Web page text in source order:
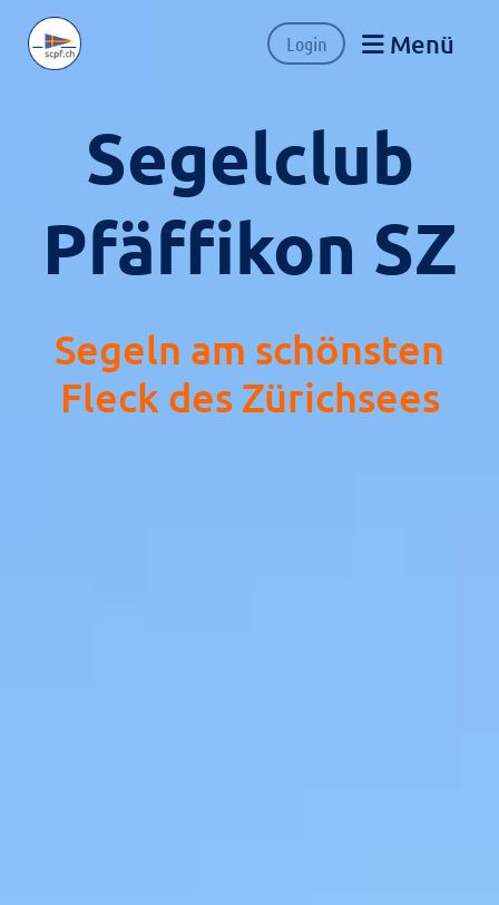
Login Menü
Segelclub
Pfäffikon SZ
Segeln am schönsten
Fleck des Zürichsees